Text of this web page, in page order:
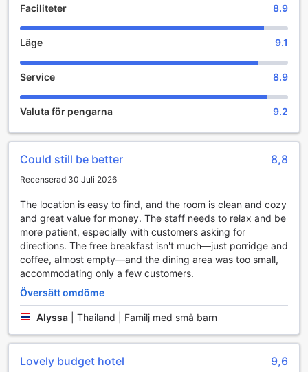
bekvämlighetsfaciliteter som gör din vistelse både enkel
och avkopplande. Med gratis wi-fi i alla rum kan du enkelt
hålla kontakten med vänner och familj eller planera dina
äventyr i den vackra omgivningen. Oavsett om du arbetar
stabil anslutning.
Dessutom finns det wi-fi i de offentliga områdena, vilket
gör det möjligt för dig att njuta av en kopp kaffe i hotellets
uppkopplad. För att säkerställa en ren och trivsam miljö
erbjuder hotellet daglig städning, så att du kan koppla av
praktiska sysslor. På The Feeling Hotel är din bekvämlighet
alltid i fokus.
Transportmöjligheter på The Feeling Hotel
The Feeling Hotel i Rayong erbjuder sina gäster en bekväm
parkeringsområde. Hotellet har en gratis parkering som gör
det enkelt för bilburna besökare att utforska den vackra
omgivningen utan att behöva oroa sig för
parkeringsavgifter. Oavsett om du planerar att besöka de
attraktioner, kan du tryggt lämna din bil på hotellets
Faciliteter 8.9
Läge 9.1
Service 8.9
Valuta för pengarna 9.2
Could still be better 8,8
Recenserad 30 Juli 2026
The location is easy to find, and the room is clean and cozy
and great value for money. The staff needs to relax and be
more patient, especially with customers asking for
directions. The free breakfast isn't much—just porridge and
coffee, almost empty—and the dining area was too small,
accommodating only a few customers.
Översätt omdöme
Alyssa Thailand | Familj med små barn
Lovely budget hotel 9,6